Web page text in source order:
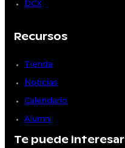
DCX
Recursos
Tienda
Noticias
Calendario
Alumni
Te puede interesar